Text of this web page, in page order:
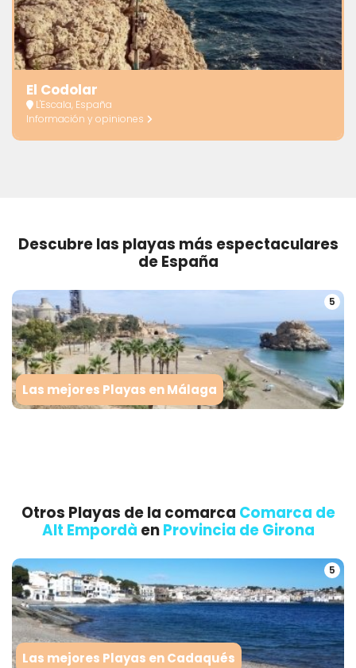
El Codolar
L'Escala, España
Información y opiniones
Descubre las playas más espectaculares
de España
5
Las mejores Playas en Málaga
Otros Playas de la comarca Comarca de
Alt Empordà en Provincia de Girona
5
Las mejores Playas en Cadaqués